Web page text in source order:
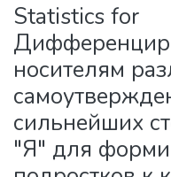
Statistics for
носителям
сильнейших
"Я" для